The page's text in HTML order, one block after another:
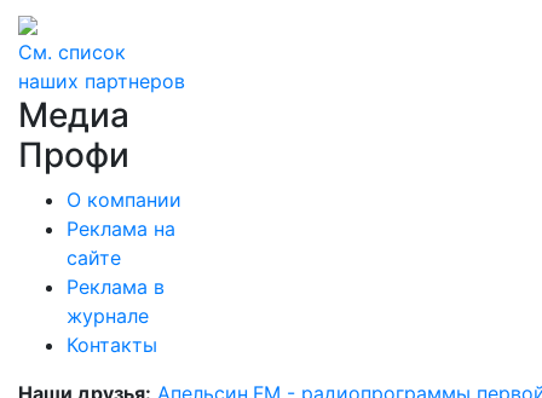
См. список
наших партнеров
Медиа
Профи
О компании
Реклама на
сайте
Реклама в
журнале
Контакты
Наши друзья: Апельсин.FM - радиопрограммы